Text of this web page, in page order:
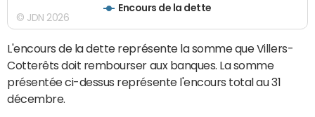
Encours de la dette
© JDN 2026
L'encours de la dette représente la somme que Villers-
Cotterêts doit rembourser aux banques. La somme
présentée ci-dessus représente l'encours total au 31
décembre.